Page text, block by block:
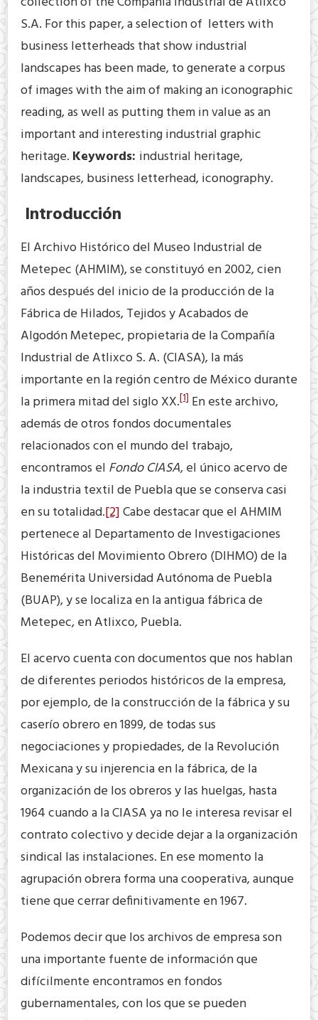
S.A. For this paper, a selection of letters with
business letterheads that show industrial
landscapes has been made, to generate a corpus
of images with the aim of making an iconographic
reading, as well as putting them in value as an
important and interesting industrial graphic
heritage. Keywords: industrial heritage,
landscapes, business letterhead, iconography.
Introducción
El Archivo Histórico del Museo Industrial de
Metepec (AHMIM), se constituyó en 2002, cien
años después del inicio de la producción de la
Fábrica de Hilados, Tejidos y Acabados de
Algodón Metepec, propietaria de la Compañía
Industrial de Atlixco S. A. (CIASA), la más
importante en la región centro de México durante
la primera mitad del siglo XX.[1] En este archivo,
además de otros fondos documentales
relacionados con el mundo del trabajo,
encontramos el FondoCIASA, el único acervo de
la industria textil de Puebla que se conserva casi
en su totalidad.[2]Cabe destacar que el AHMIM
pertenece al Departamento de Investigaciones
Históricas del Movimiento Obrero (DIHMO) de la
Benemérita Universidad Autónoma de Puebla
(BUAP), y se localiza en la antigua fábrica de
Metepec, en Atlixco, Puebla.
El acervo cuenta con documentos que nos hablan
de diferentes periodos históricos de la empresa,
por ejemplo, de la construcción de la fábrica y su
caserío obrero en 1899, de todas sus
negociaciones y propiedades, de la Revolución
Mexicana y su injerencia en la fábrica, de la
organización de los obreros y las huelgas, hasta
1964 cuando a la CIASA ya no le interesa revisar el
contrato colectivo y decide dejar a la organización
sindical las instalaciones. En ese momento la
agrupación obrera forma una cooperativa, aunque
tiene que cerrar definitivamente en 1967.
Podemos decir que los archivos de empresa son
una importante fuente de información que
difícilmente encontramos en fondos
gubernamentales, con los que se pueden